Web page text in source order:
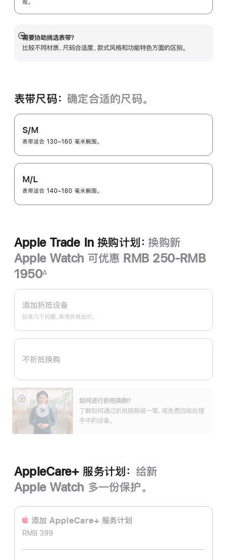
观。
需要协助挑选表带？
比较不同材质、尺码合适度、款式风格和功能特色方面的区别。
展
开
表带尺码： 确定合适的尺码。
S/M
表带适合 130–160 毫米腕围。
M/L
表带适合 140–180 毫米腕围。
Apple Trade In 换购计划： 换购新
Apple Watch 可优惠 RMB 250-RMB
1950
注
∆
Apple
Trade
换
购
划：
添加折抵设备
回答几个问题，获得折抵估价。
不折抵换购
如何进行折抵换购？
了解如何通过折抵换购省一笔，或免费回收处理
手中的设备。
展
AppleCare+ 服务计划： 给新
Apple Watch 多一份保护。
添加 AppleCare+ 服务计‍划
RMB 399